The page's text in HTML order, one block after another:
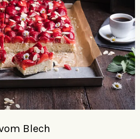
Blech